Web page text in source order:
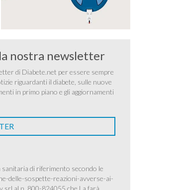
nostra newsletter
di Diabete.net per essere sempre
riguardanti il diabete, sulle nuove
in primo piano e gli aggiornamenti
di riferimento secondo le
delle-sospette-reazioni-avverse-ai-
srl al n. 800-824055 che La farà